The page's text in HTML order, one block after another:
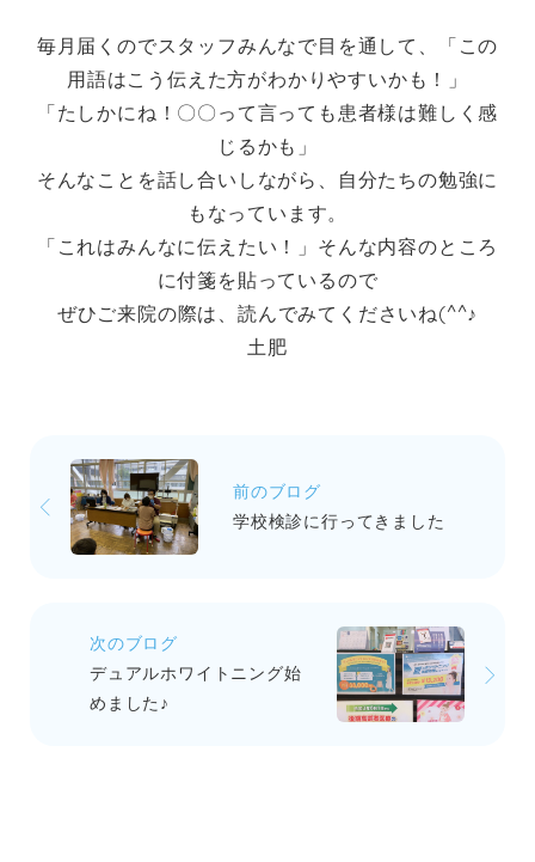
毎月届くのでスタッフみんなで目を通して、「この
用語はこう伝えた方がわかりやすいかも！」
「たしかにね！〇〇って言っても患者様は難しく感
じるかも」
そんなことを話し合いしながら、自分たちの勉強に
もなっています。
「これはみんなに伝えたい！」そんな内容のところ
に付箋を貼っているので
ぜひご来院の際は、読んでみてくださいね(^^♪
土肥
前のブログ
学校検診に行ってきました
次のブログ
デュアルホワイトニング始
めました♪